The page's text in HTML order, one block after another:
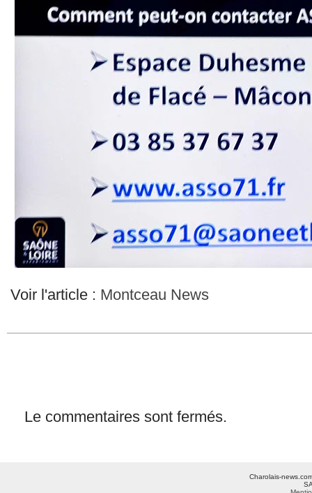
Voir l'article : Montceau News
Le commentaires sont fermés.
Charolais-